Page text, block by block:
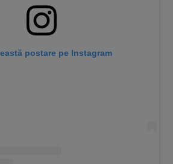
postare pe Instagram